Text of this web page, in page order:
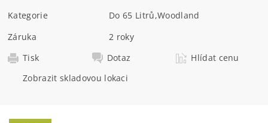
Kategorie
Do 65 Litrů,Woodland
Záruka
2 roky
Tisk
Dotaz
Hlídat cenu
Zobrazit skladovou lokaci